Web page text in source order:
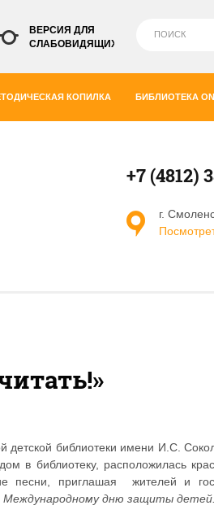
ВЕРСИЯ ДЛЯ
СЛАБОВИДЯЩИХ
КОПИЛКА БИБЛИОТЕКА
+7 (4812)
г.
детской библиотеки имени И.С.
в библиотеку, расположилась
песни, приглашая жителей и
Международному дню защиты детей.